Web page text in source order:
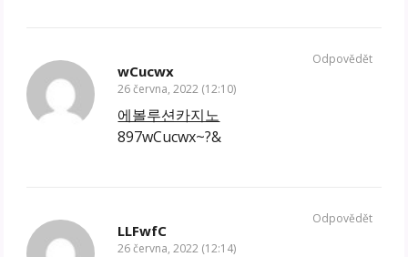
wCucwx
26 června, 2022 (12:10)
에볼루션카지노
897wCucwx~?&
Odpovědět
LLFwfC
26 června, 2022 (12:14)
Odpovědět